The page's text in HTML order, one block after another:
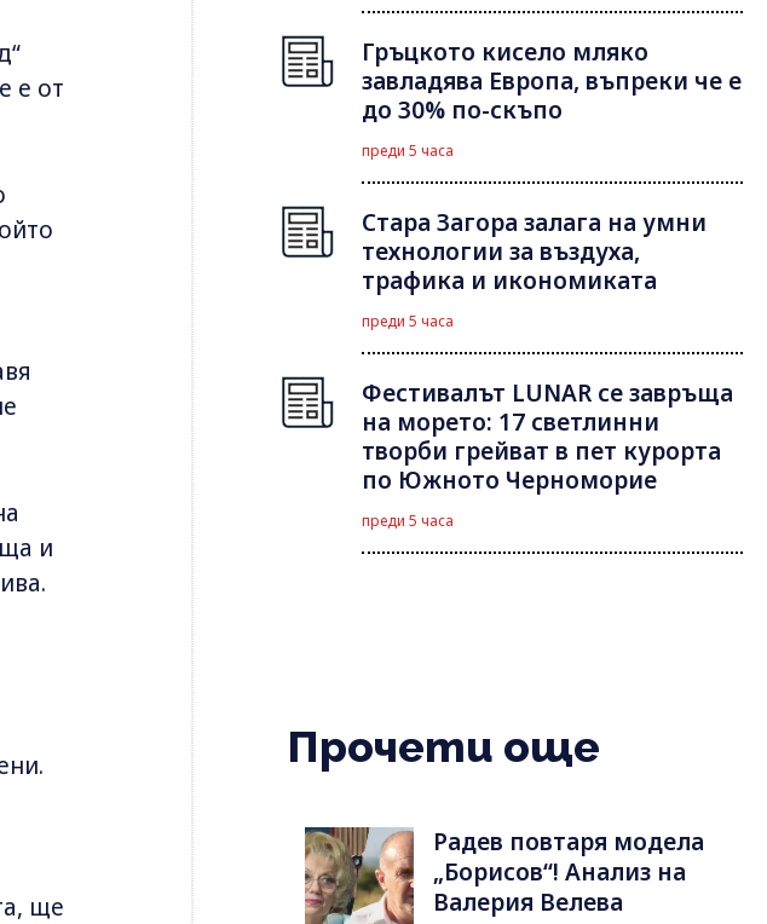
е от
и
ще
Гръцкото кисело мляко
завладява Европа, въпреки че е
до 30% по-скъпо
преди 5 часа
Стара Загора залага на умни
технологии за въздуха,
трафика и икономиката
преди 5 часа
Фестивалът LUNAR се завръща
на морето: 17 светлинни
творби грейват в пет курорта
по Южното Черноморие
преди 5 часа
Прочети още
Радев повтаря модела
„Борисов“! Анализ на
Валерия Велева